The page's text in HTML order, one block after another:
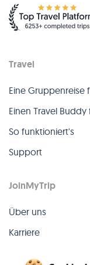
Travel
Eine Gruppenreise
Einen Travel
So funktioniert's
Support
JoinMyTrip
Über uns
Karriere